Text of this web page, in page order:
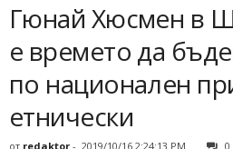
Гюнай Хюсмен в
е времето да
по национален
етнически
от redaktor - 2019/10/16 2:24:13 PM 0